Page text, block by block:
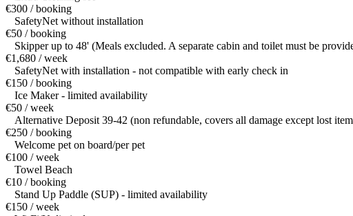
€300 / booking
SafetyNet without installation
€50 / booking
Skipper up to 48' (Meals excluded. A separate cabin and toilet must be
€1,680 / week
SafetyNet with installation - not compatible with early check in
€150 / booking
Ice Maker - limited availability
€50 / week
Alternative Deposit 39-42 (non refundable, covers all damage except lost
€250 / booking
Welcome pet on board/per pet
€100 / week
Towel Beach
€10 / booking
Stand Up Paddle (SUP) - limited availability
€150 / week